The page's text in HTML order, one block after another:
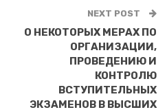
NEXT POST
О НЕКОТОРЫХ МЕРАХ ПО
ОРГАНИЗАЦИИ,
ПРОВЕДЕНИЮ И
КОНТРОЛЮ
ВСТУПИТЕЛЬНЫХ
ЭКЗАМЕНОВ В ВЫСШИХ